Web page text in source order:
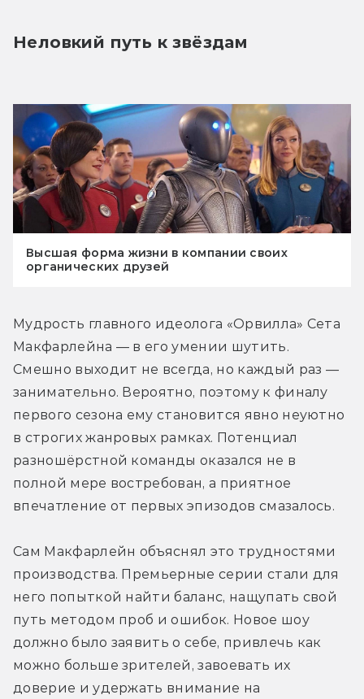
Неловкий путь к звёздам
Высшая форма жизни в компании своих
органических друзей
Мудрость главного идеолога «Орвилла» Сета
Макфарлейна — в его умении шутить.
Смешно выходит не всегда, но каждый раз —
занимательно. Вероятно, поэтому к финалу
первого сезона ему становится явно неуютно
в строгих жанровых рамках. Потенциал
разношёрстной команды оказался не в
полной мере востребован, а приятное
впечатление от первых эпизодов смазалось.
Сам Макфарлейн объяснял это трудностями
производства. Премьерные серии стали для
него попыткой найти баланс, нащупать свой
путь методом проб и ошибок. Новое шоу
должно было заявить о себе, привлечь как
можно больше зрителей, завоевать их
доверие и удержать внимание на